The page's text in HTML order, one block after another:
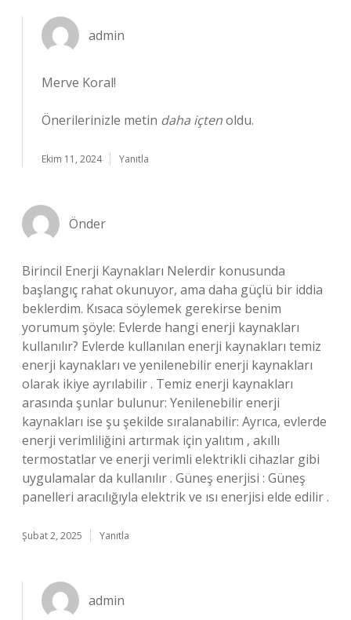
admin
Merve Koral!
Önerilerinizle metin daha içtenoldu.
Ekim 11, 2024 Yanıtla
Önder
Birincil Enerji Kaynakları Nelerdir konusunda
başlangıç rahat okunuyor, ama daha güçlü bir iddia
beklerdim. Kısaca söylemek gerekirse benim
yorumum şöyle: Evlerde hangi enerji kaynakları
kullanılır? Evlerde kullanılan enerji kaynakları temiz
enerji kaynakları ve yenilenebilir enerji kaynakları
olarak ikiye ayrılabilir . Temiz enerji kaynakları
arasında şunlar bulunur: Yenilenebilir enerji
kaynakları ise şu şekilde sıralanabilir: Ayrıca, evlerde
enerji verimliliğini artırmak için yalıtım , akıllı
termostatlar ve enerji verimli elektrikli cihazlar gibi
uygulamalar da kullanılır . Güneş enerjisi : Güneş
panelleri aracılığıyla elektrik ve ısı enerjisi elde edilir .
Şubat 2, 2025 Yanıtla
admin